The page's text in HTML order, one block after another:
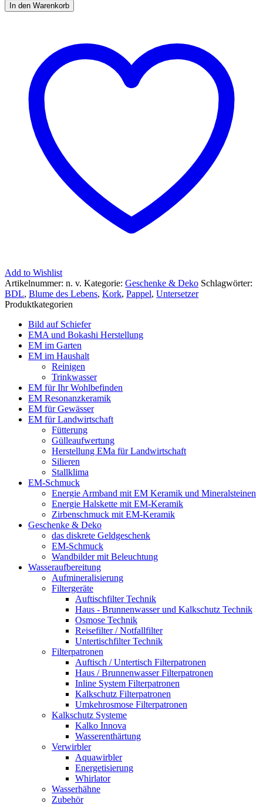
In den Warenkorb
Add to Wishlist
Artikelnummer: n. v. Kategorie: Geschenke & Deko Schlagwörter:
BDL, Blume des Lebens, Kork, Pappel, Untersetzer
Produktkategorien
Bild auf Schiefer
EMA und Bokashi Herstellung
EM im Garten
EM im Haushalt
Reinigen
Trinkwasser
EM für Ihr Wohlbefinden
EM Resonanzkeramik
EM für Gewässer
EM für Landwirtschaft
Fütterung
Gülleaufwertung
Herstellung EMa für Landwirtschaft
Silieren
Stallklima
EM-Schmuck
Energie Armband mit EM Keramik und Mineralsteinen
Energie Halskette mit EM-Keramik
Zirbenschmuck mit EM-Keramik
Geschenke & Deko
das diskrete Geldgeschenk
EM-Schmuck
Wandbilder mit Beleuchtung
Wasseraufbereitung
Aufmineralisierung
Filtergeräte
Auftischfilter Technik
Haus - Brunnenwasser und Kalkschutz Technik
Osmose Technik
Reisefilter / Notfallfilter
Untertischfilter Technik
Filterpatronen
Auftisch / Untertisch Filterpatronen
Haus / Brunnenwasser Filterpatronen
Inline System Filterpatronen
Kalkschutz Filterpatronen
Umkehrosmose Filterpatronen
Kalkschutz Systeme
Kalko Innova
Wasserenthärtung
Verwirbler
Aquawirbler
Energetisierung
Whirlator
Wasserhähne
Zubehör